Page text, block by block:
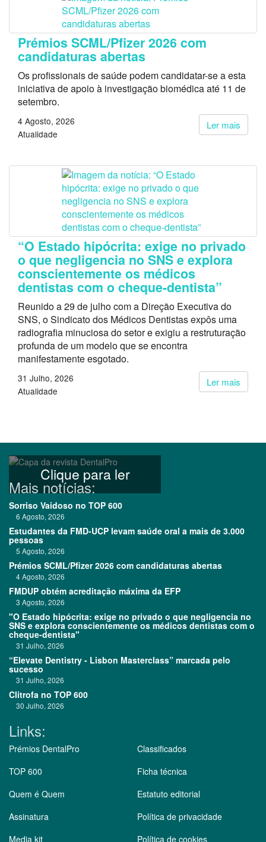
Prémios SCML/Pfizer 2026 com
candidaturas abertas
Os profissionais de saúde podem candidatar-se a esta
iniciativa de apoio à investigação biomédica até 11 de
setembro.
Ler mais
4 Agosto, 2026
Atualidade
“O Estado hipócrita: exige no privado
o que negligencia no SNS e explora
conscientemente os médicos
dentistas com o cheque-dentista”
Reunido a 29 de julho com a Direção Executiva do
SNS, o Sindicato dos Médicos Dentistas expôs uma
radiografia minuciosa do setor e exigiu a restruturação
profunda de um modelo que se encontra
manifestamente esgotado.
Ler mais
31 Julho, 2026
Atualidade
Clique para ler
Mais notícias:
Sorriso Vaidoso no TOP 600
6 Agosto, 2026
Estudantes da FMD-UCP levam saúde oral a mais de 3.000
pessoas
5 Agosto, 2026
Prémios SCML/Pfizer 2026 com candidaturas abertas
4 Agosto, 2026
FMDUP obtém acreditação máxima da EFP
3 Agosto, 2026
"O Estado hipócrita: exige no privado o que negligencia no
SNS e explora conscientemente os médicos dentistas com o
cheque-dentista"
31 Julho, 2026
“Elevate Dentistry - Lisbon Masterclass” marcada pelo
sucesso
31 Julho, 2026
Clitrofa no TOP 600
30 Julho, 2026
Links:
Prémios DentalPro
TOP 600
Quem é Quem
Assinatura
Media kit
Classificados
Ficha técnica
Estatuto editorial
Política de privacidade
Política de cookies